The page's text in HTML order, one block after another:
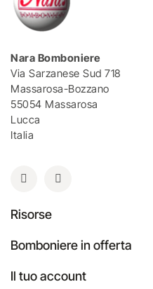
Nara Bomboniere
Via Sarzanese Sud 718
Massarosa-Bozzano
55054 Massarosa
Lucca
Italia
Risorse
Bomboniere in offerta
Il tuo account